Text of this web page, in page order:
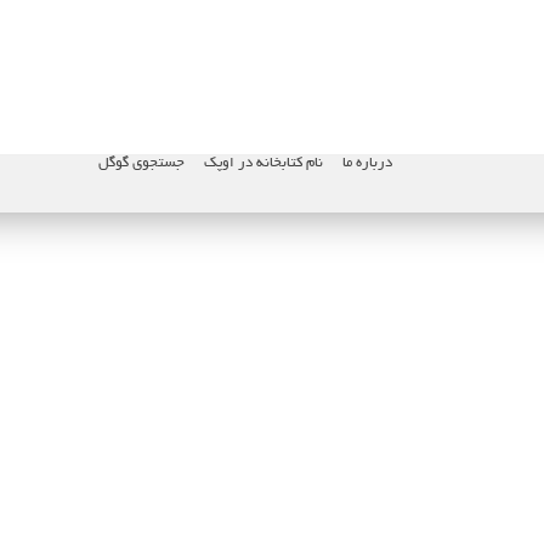
درباره ما نام کتابخانه در اوپک جستجوی گوگل